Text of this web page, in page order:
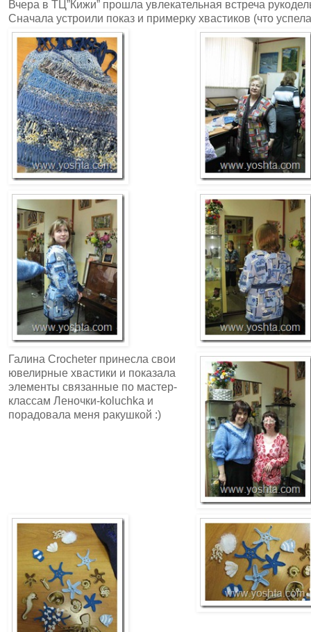
Вчера в ТЦ”Кижи” прошла увлекательная встреча
Сначала устроили показ и примерку хвастиков (что
Галина Crocheter принесла свои
ювелирные хвастики и показала
элементы связанные по мастер-
классам Леночки-koluchka и
порадовала меня ракушкой :)